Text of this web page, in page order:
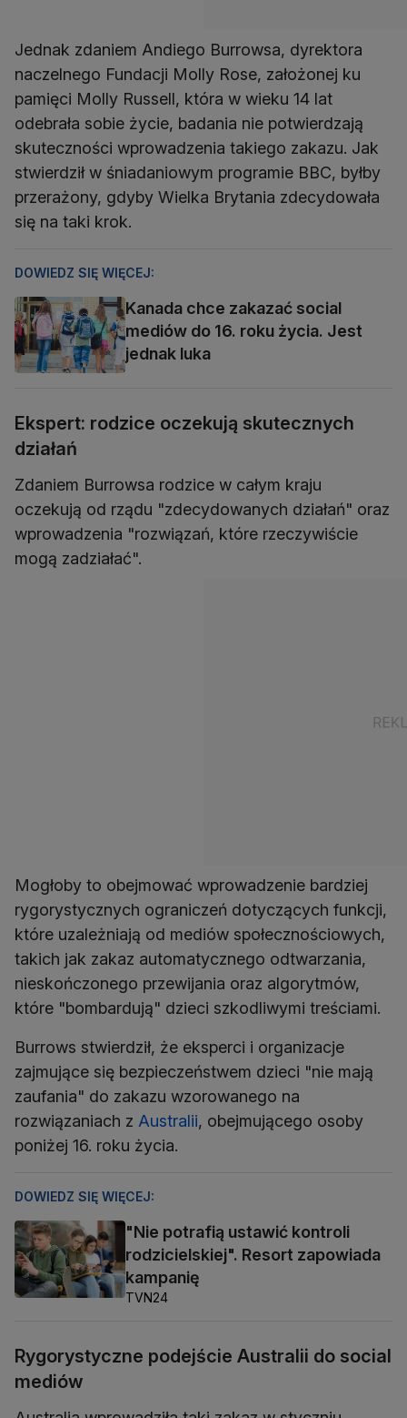
Jednak zdaniem Andiego Burrowsa, dyrektora
naczelnego Fundacji Molly Rose, założonej ku
pamięci Molly Russell, która w wieku 14 lat
odebrała sobie życie, badania nie potwierdzają
skuteczności wprowadzenia takiego zakazu. Jak
stwierdził w śniadaniowym programie BBC, byłby
przerażony, gdyby Wielka Brytania zdecydowała
się na taki krok.
DOWIEDZ SIĘ WIĘCEJ:
Kanada chce zakazać social
mediów do 16. roku życia. Jest
jednak luka
Ekspert: rodzice oczekują skutecznych
działań
Zdaniem Burrowsa rodzice w całym kraju
oczekują od rządu "zdecydowanych działań" oraz
wprowadzenia "rozwiązań, które rzeczywiście
mogą zadziałać".
Mogłoby to obejmować wprowadzenie bardziej
rygorystycznych ograniczeń dotyczących funkcji,
które uzależniają od mediów społecznościowych,
takich jak zakaz automatycznego odtwarzania,
nieskończonego przewijania oraz algorytmów,
które "bombardują" dzieci szkodliwymi treściami.
Burrows stwierdził, że eksperci i organizacje
zajmujące się bezpieczeństwem dzieci "nie mają
zaufania" do zakazu wzorowanego na
rozwiązaniach z Australii, obejmującego osoby
poniżej 16. roku życia.
DOWIEDZ SIĘ WIĘCEJ:
"Nie potrafią ustawić kontroli
rodzicielskiej". Resort zapowiada
kampanię
TVN24
Rygorystyczne podejście Australii do social
mediów